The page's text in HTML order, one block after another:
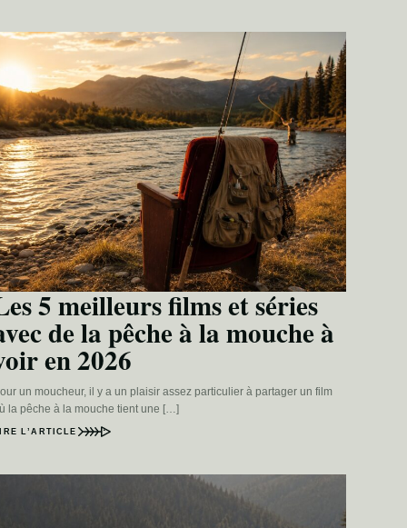
5 meilleurs films et séries
de la pêche à la mouche à
en 2026
un moucheur, il y a un plaisir assez particulier à partager un film
la pêche à la mouche tient une […]
L’ARTICLE